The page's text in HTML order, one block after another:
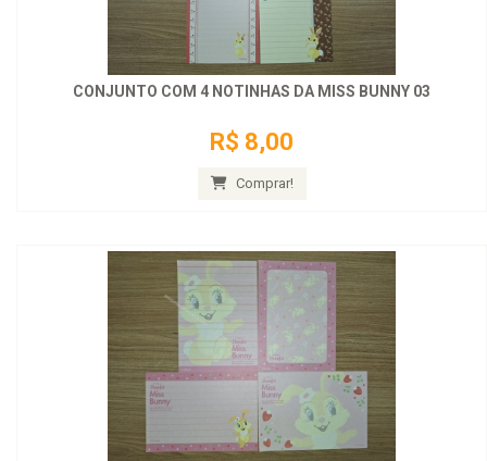
CONJUNTO COM 4 NOTINHAS DA MISS BUNNY 03
R$ 8,00
Comprar!